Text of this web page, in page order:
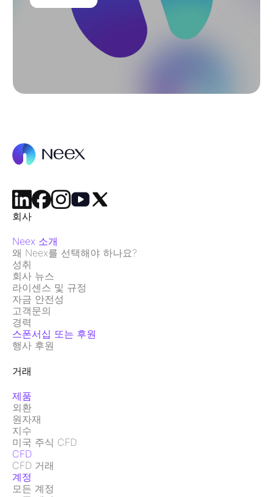
회사
Neex 소개
왜 Neex를 선택해야 하나요?
성취
회사 뉴스
라이센스 및 규정
자금 안전성
고객문의
경력
스폰서십 또는 후원
행사 후원
거래
제품
외환
원자재
지수
미국 주식 CFD
CFD
CFD 거래
계정
모든 계정